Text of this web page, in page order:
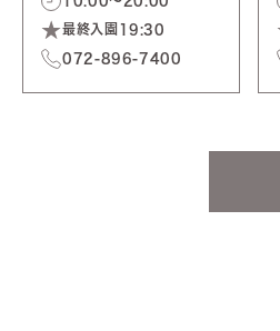
最終入園19:30
072-896-7400